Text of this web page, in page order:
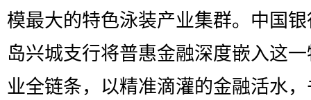
模最大的特色泳装产业集群。中国
岛兴城支行将普惠金融深度嵌入这
业全链条，以精准滴灌的金融活水